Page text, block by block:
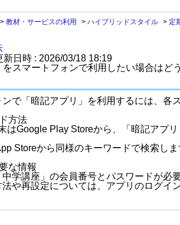
> 教材・サービスの利用 > ハイブリッドスタイル > 定
新日時 : 2026/03/18 18:19
をスマートフォンで利用したい場合はど
ンで「暗記アプリ」を利用するには、各
方法
はGoogle Play Storeから、「暗記アプ
Storeから同様のキーワードで検索し
な情報
中学講座」の会員番号とパスワードが必
法や再設定については、アプリのログイ